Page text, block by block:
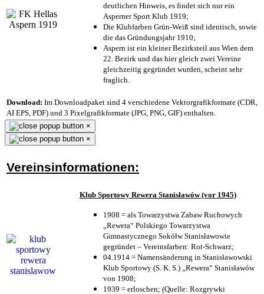
deutlichen Hinweis, es findet sich nur ein
Asperner Sport Klub 1919;
Die Klubfarben Grün-Weiß sind identisch, sowie
die das Gründungsjahr 1910;
Aspern ist ein kleiner Bezirksteil aus Wien dem
22. Bezirk und das hier gleich zwei Vereine
gleichzeitig gegründet wurden, scheint sehr
fraglich.
Download: Im Downloadpaket sind 4 verschiedene Vektorgrafikformate (CDR,
AI EPS, PDF) und 3 Pixelgrafikformate (JPG, PNG, GIF) enthalten.
×
×
Vereinsinformationen:
Klub Sportowy Rewera Stanisławów (vor 1945)
1908 = als Towarzystwa Zabaw Ruchowych
„Rewera“ Polskiego Towarzystwa
Gimnastycznego Sokółw Stanisławowie
gegründet – Vereinsfarben: Rot-Schwarz;
04.1914 = Namensänderung in Stanisławowski
Klub Sportowy (S. K. S.) „Rewera“ Stanisławów
von 1908;
1939 = erloschen; (Quelle: Rozgrywki